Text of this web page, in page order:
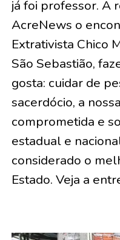
já foi professor. A
AcreNews o
Extrativista Chico
São Sebastião,
gosta: cuidar de
sacerdócio, a
comprometida e
estadual e
considerado o
Estado. Veja a